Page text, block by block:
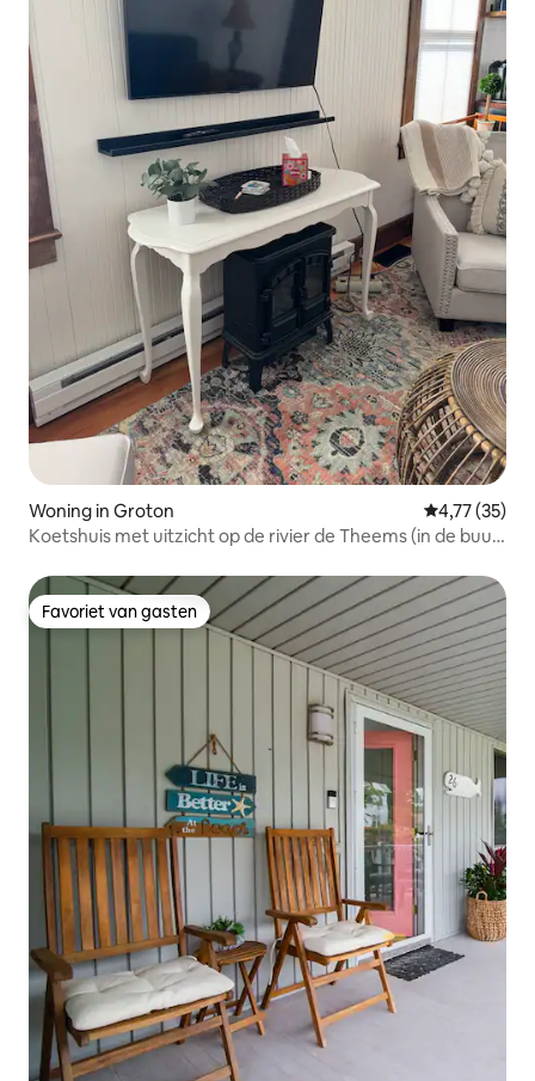
Woning in Groton Gemiddelde
4,77 (35)
Koetshuis met uitzicht op de rivier de Theems (in de buurt
Favoriet van gasten
Favoriet van gasten